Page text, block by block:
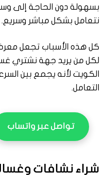
بسهولة دون الحاجة إلى
نتعامل بشكل مباشر وسريع.
كل هذه الأسباب تجعل معرض
لكل من يريد جهة نشتري
الكويت لأنه يجمع بين
التعامل.
تواصل عبر واتساب
شراء نشافات